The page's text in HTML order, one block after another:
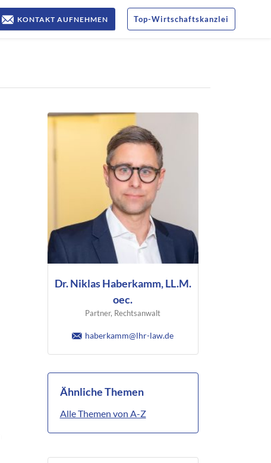
Top-Wirtschaftskanzlei
KONTAKT AUFNEHMEN
Dr. Niklas Haberkamm, LL.M.
oec.
Partner, Rechtsanwalt
haberkamm@lhr-law.de
Ähnliche Themen
Alle Themen von A-Z